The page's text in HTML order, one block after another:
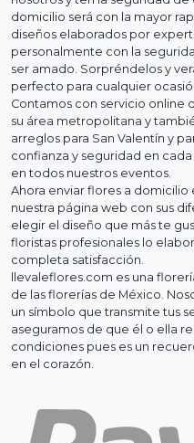
domicilio será con la mayor
diseños elaborados por
personalmente con la
ser amado. Sorpréndelos y
perfecto para cualquier
Contamos con servicio online
su área metropolitana y
arreglos para San Valentín y
confianza y seguridad en
en todos nuestros eventos.
Ahora enviar flores a
nuestra página web con sus
elegir el diseño que más te
floristas profesionales lo
completa satisfacción.
llevaleflores.com es una
de las florerías de México.
un símbolo que transmite tus
aseguramos de que él o ella
condiciones pues es un
en el corazón.